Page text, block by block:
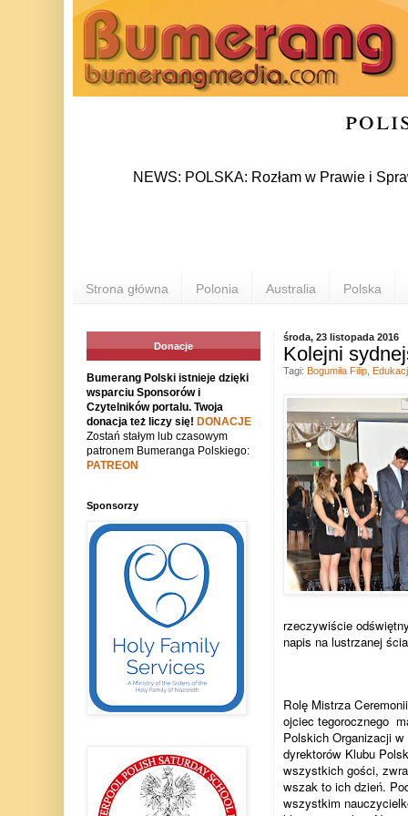
NEWS: POLSKA: Rozłam w Prawie i
Strona główna Polonia Australia Polska
środa, 23 listopada 2016
Kolejni
rzeczywiście
napis na lustrzanej
Rolę Mistrza
ojciec tegorocznego
Polskich Organizacji
dyrektorów Klubu
wszystkich gości,
wszak to ich dzień.
wszystkim
Tagi: Bogumiła Filip,
Donacje
Bumerang Polski istnieje dzięki
wsparciu Sponsorów i
Czytelników portalu. Twoja
donacja też liczy się! DONACJE
Zostań stałym lub czasowym
patronem Bumeranga Polskiego:
PATREON
Sponsorzy